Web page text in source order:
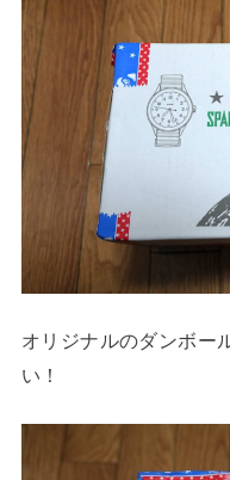
オリジナルのダンボー
い！